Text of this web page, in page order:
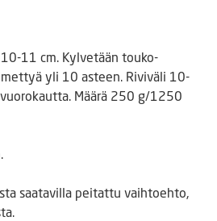
11 cm. Kylvetään touko-
yli 10 asteen. Riviväli 10-
Määrä 250 g/1250
saatavilla peitattu vaihtoehto,